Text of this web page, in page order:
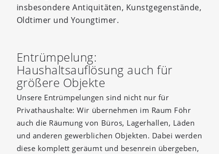
insbesondere Antiquitäten, Kunstgegenstände,
Oldtimer und Youngtimer.
Entrümpelung:
Haushaltsauflösung auch für
größere Objekte
Unsere Entrümpelungen sind nicht nur für
Privathaushalte: Wir übernehmen im Raum Föhr
auch die Räumung von Büros, Lagerhallen, Läden
und anderen gewerblichen Objekten. Dabei werden
diese komplett geräumt und besenrein übergeben,